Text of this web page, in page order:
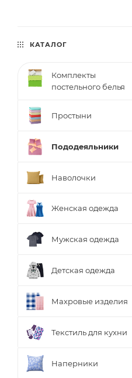
КАТАЛОГ
Комплекты
постельного белья
Простыни
Пододеяльники
Наволочки
Женская одежда
Мужская одежда
Детская одежда
Махровые изделия
Текстиль для кухни
Наперники